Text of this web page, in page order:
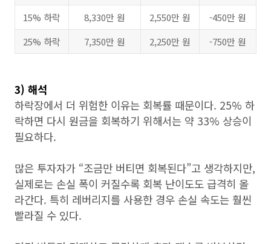
15% 하락
8,330만 원 2,550만 원
-450만 원
25% 하락
7,350만 원 2,250만 원 -750만 원
3) 해석
하락장에서 더 위험한 이유는 회복률 때문이다. 25% 하
락하면 다시 원금을 회복하기 위해서는 약 33% 상승이
필요하다.
많은 투자자가 “조금만 버티면 회복된다”고 생각하지만,
실제로는 손실 폭이 커질수록 회복 난이도도 급격히 올
라간다. 특히 레버리지를 사용한 경우 손실 속도는 훨씬
빨라질 수 있다.